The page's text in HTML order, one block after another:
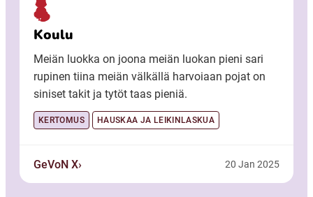
Koulu
Meiän luokka on joona meiän luokan pieni sari
rupinen tiina meiän välkällä harvoiaan pojat on
siniset takit ja tytöt taas pieniä.
KERTOMUS HAUSKAA JA LEIKINLASKUA
GeVoN X 20 Jan 2025